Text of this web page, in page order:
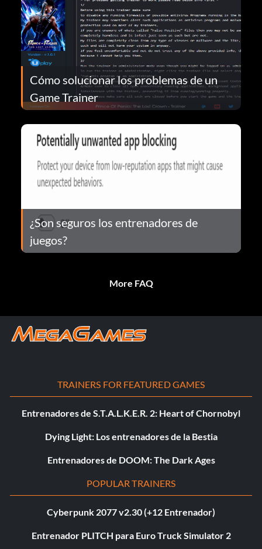
Cómo solucionar los problemas de un
Game Trainer
¿Son seguros los entrenadores de
juegos?
More FAQ
TRAINERS FOR FEATURED GAMES
Entrenadores de S.T.A.L.K.E.R. 2: Heart of Chornobyl
Dying Light: Los entrenadores de la Bestia
Entrenadores de DOOM: The Dark Ages
POPULAR TRAINERS
Cyberpunk 2077 v2.30 (+12 Entrenador)
Entrenador PLITCH para Euro Truck Simulator 2